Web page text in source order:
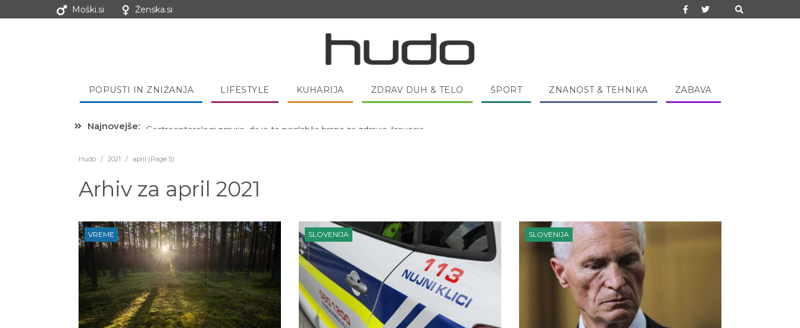
Moški.si Ženska.si
POPUSTI IN ZNIŽANJA LIFESTYLE KUHARIJA ZDRAV DUH & TELO ŠPORT ZNANOST & TEHNIKA ZABAVA
Najnovejše: Hibernacijska dieta: Zakaj je pred spanjem dobro pojesti žlico medu?
Hudo / 2021 / april (Page 5)
Arhiv za april 2021
VREME SLOVENIJA SLOVENIJA